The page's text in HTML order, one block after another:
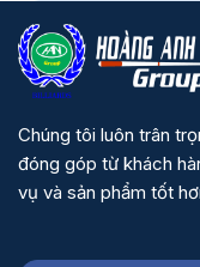
Chúng tôi luôn trân
đóng góp từ khách
vụ và sản phẩm tốt